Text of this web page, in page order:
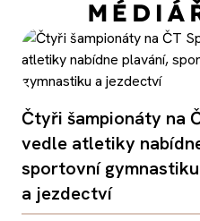
Čtyři šampionáty na
vedle atletiky
sportovní gymnastiku
a jezdectví